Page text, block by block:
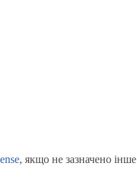
, якщо не зазначено інше